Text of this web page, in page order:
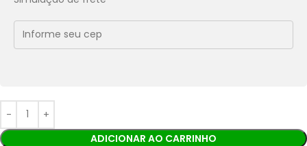
Ao finalizar sua compra você receberá os detalhes para
realizar o pagamento.
ADICIONAR AO CARRINHO